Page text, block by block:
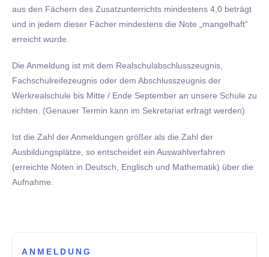
aus den Fächern des Zusatzunterrichts mindestens 4,0 beträgt
und in jedem dieser Fächer mindestens die Note „mangelhaft“
erreicht wurde.
Die Anmeldung ist mit dem Realschulabschlusszeugnis,
Fachschulreifezeugnis oder dem Abschlusszeugnis der
Werkrealschule bis Mitte / Ende September an unsere Schule zu
richten. (Genauer Termin kann im Sekretariat erfragt werden)
Ist die Zahl der Anmeldungen größer als die Zahl der
Ausbildungsplätze, so entscheidet ein Auswahlverfahren
(erreichte Noten in Deutsch, Englisch und Mathematik) über die
Aufnahme.
ANMELDUNG